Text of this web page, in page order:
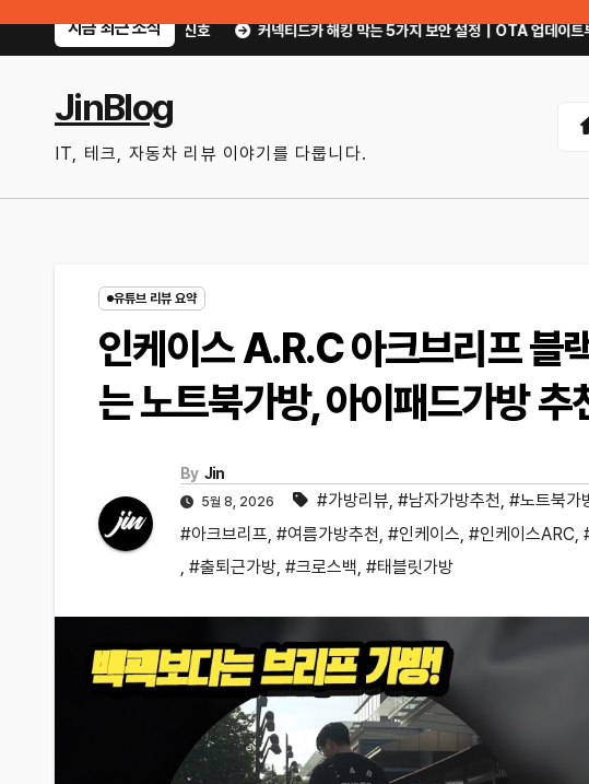
지금 최근 소식커넥티드카 해킹 막는 5가지 보안 설정｜OTA 업데이트부터 디지털 키까지, 지금
JinBlog
IT, 테크, 자동차 리뷰 이야기를 다룹니다.
유튜브 리뷰 요약
인케이스 A.R.C 아크브리프 블
는 노트북가방, 아이패드가방 추
By Jin
5월 8, 2026 #가방리뷰, #남자가방추천, #노트북가
#아크브리프, #여름가방추천, #인케이스, #인케이스ARC,
, #출퇴근가방, #크로스백, #태블릿가방